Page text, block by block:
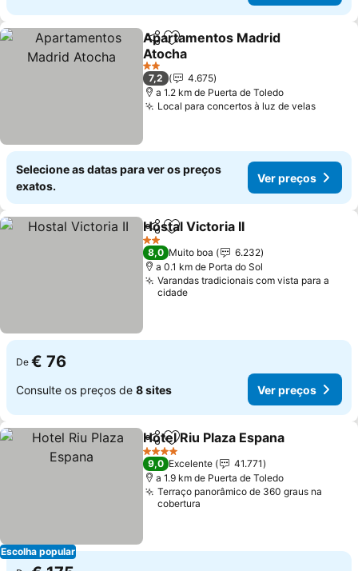
PartilharAdicionar aos favoritos
Apartamentos Madrid
Atocha
Ver preços
2 Estrelas
7,2
4.675
a 1.2 km de Puerta de Toledo
Local para concertos à luz de velasVer
Selecione as datas para ver os preços
exatos.
Ver preços
PartilharAdicionar aos favoritos
Hostal Victoria II
2 Estrelas
8,0 Muito boa
6.232
a 0.1 km de Porta do Sol
Varandas tradicionais com vista para a
cidade
De € 76
Consulte os preços de 8 sites Ver preços
Escolha popular
PartilharAdicionar aos favoritos
Hotel Riu Plaza Espana
4 Estrelas
9,0 Excelente
41.771
a 1.9 km de Puerta de Toledo
Terraço panorâmico de 360 graus na
cobertura